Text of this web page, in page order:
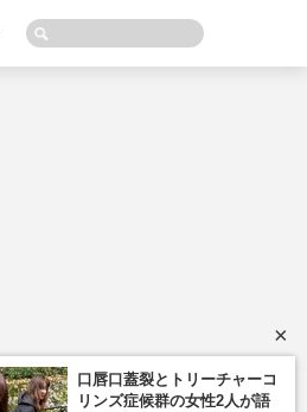
×
口唇口蓋裂とトリーチャーコ
リンズ症候群の女性2人が語